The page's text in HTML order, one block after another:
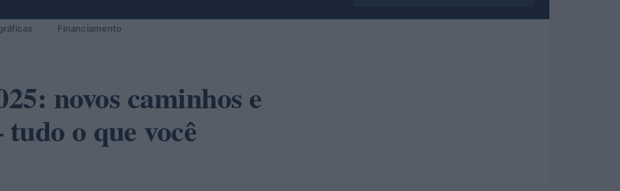
Financiamento
novos caminhos e
o que você